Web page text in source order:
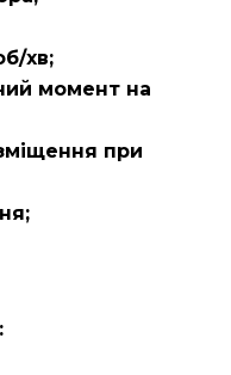
хв;
момент на
при